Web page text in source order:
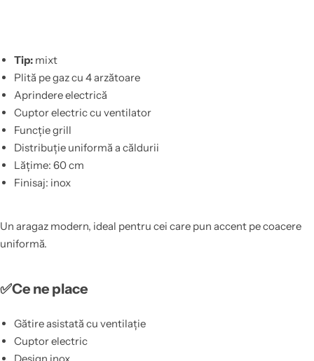
Tip:mixt
Plită pe gaz cu 4 arzătoare
Aprindere electrică
Cuptor electric cu ventilator
Funcție grill
Distribuție uniformă a căldurii
Lățime: 60 cm
Finisaj: inox
Un aragaz modern, ideal pentru cei care pun accent pe coacere
uniformă.
✅Ce ne place
Gătire asistată cu ventilație
Cuptor electric